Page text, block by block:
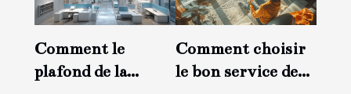
Comment le
plafond de la
Comment choisir
le bon service de